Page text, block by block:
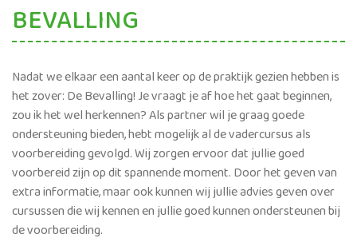
BEVALLING
Nadat we elkaar een aantal keer op de praktijk gezien hebben is
het zover: De Bevalling! Je vraagt je af hoe het gaat beginnen,
zou ik het wel herkennen? Als partner wil je graag goede
ondersteuning bieden, hebt mogelijk al de vadercursus als
voorbereiding gevolgd. Wij zorgen ervoor dat jullie goed
voorbereid zijn op dit spannende moment. Door het geven van
extra informatie, maar ook kunnen wij jullie advies geven over
cursussen die wij kennen en jullie goed kunnen ondersteunen bij
de voorbereiding.